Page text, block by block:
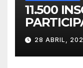
11.500
CORRE
28 ABRIL,